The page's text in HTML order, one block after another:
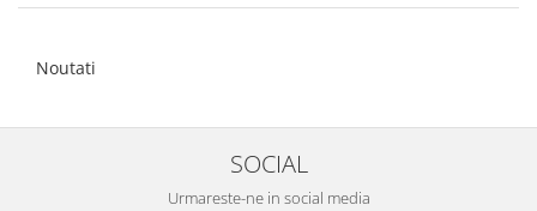
Noutati
SOCIAL
Urmareste-ne in social media